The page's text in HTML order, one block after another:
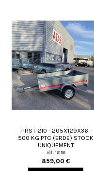
FIRST 210 - 205X129X36 -
500 KG PTC (ERDE) STOCK
UNIQUEMENT
réf : 16156
859,00 €